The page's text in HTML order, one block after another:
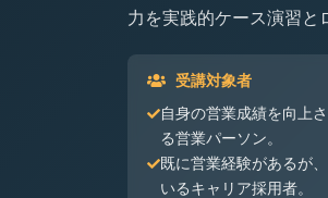
力を実践的ケース演習
受講対象者
自身の営業成績を向上
る営業パーソン。
既に営業経験があるが
いるキャリア採用者。